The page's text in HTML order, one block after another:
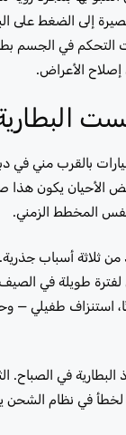
إلى الضغط على
التحكم في الجسم
الأعراض.
سيارات بالقرب مني
الأحيان يكون
نفس المخطط الزمني.
ثلاثة أسباب جذرية.
لفترة طويلة في
استنزاف
البطارية في
في نظام الشحن